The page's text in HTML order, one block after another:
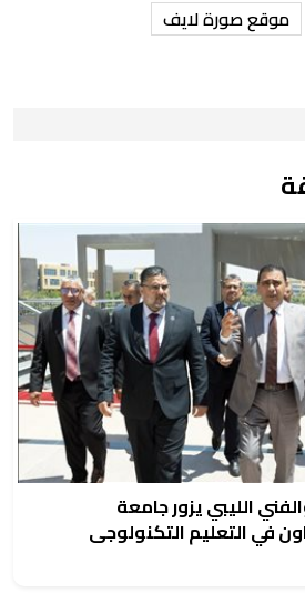
موقع صورة لايف
الليبي يزور جامعة
في التعليم التكنولوجى